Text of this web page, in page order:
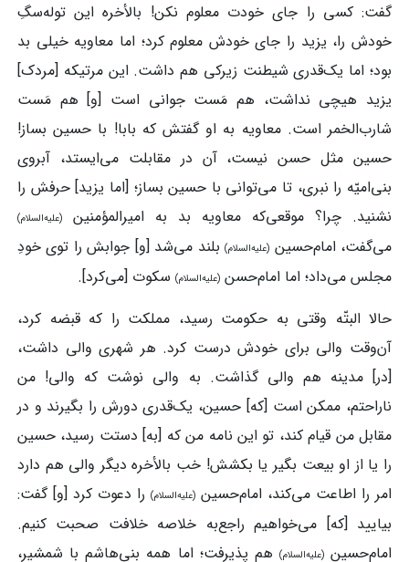
گفت: کسی را جای خودت معلوم نکن! بالأخره این توله‌سگِ
خودش را، یزید را جای خودش معلوم کرد؛ اما معاویه خیلی بد
بود؛ اما یک‌قدری شیطنت زیرکی هم داشت. این مرتیکه [مردک]
یزید هیچی نداشت، هم مَست جوانی است [و] هم مَست
شارب‌الخمر است. معاویه به او گفتش که بابا! با حسین بساز!
حسین مثل حسن نیست، آن در مقابلت می‌ایستد، آبروی
بنی‌امیّه را نبری، تا می‌توانی با حسین بساز؛ [اما یزید] حرفش را
نشنید. چرا؟ موقعی‌که معاویه بد به امیرالمؤمنین
(علیه‌السلام)
می‌گفت، امام‌حسین (علیه‌السلام)بلند می‌شد [و] جوابش را توی خودِ
مجلس می‌داد؛ اما امام‌حسن (علیه‌السلام) سکوت [می‌کرد].
حالا البتّه وقتی به حکومت رسید، مملکت را که قبضه کرد،
آن‌وقت والی برای خودش درست کرد. هر شهری والی داشت،
[در] مدینه هم والی گذاشت. به والی نوشت که والی! من
ناراحتم، ممکن است [که] حسین، یک‌قدری دورش را بگیرند و در
مقابل من قیام کند، تو این نامه من که [به] دستت رسید، حسین
را یا از او بیعت بگیر یا بکشش! خب بالأخره دیگر والی هم دارد
امر را اطاعت می‌کند، امام‌حسین (علیه‌السلام) را دعوت کرد [و] گفت:
بیایید [که] می‌خواهیم راجع‌به خلاصه خلافت صحبت کنیم.
امام‌حسین(علیه‌السلام) هم پذیرفت؛ اما همه بنی‌هاشم با شمشیر،